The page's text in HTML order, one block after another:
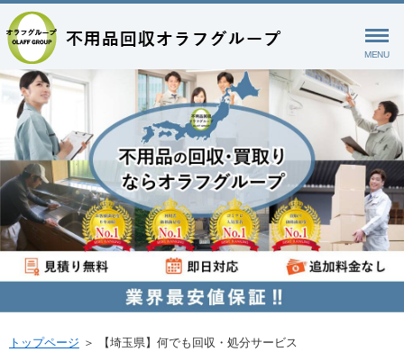
MENU
トップページ ＞ 【埼玉県】何でも回収・処分サービス